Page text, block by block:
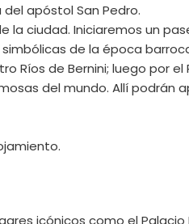
apóstol San Pedro.
la ciudad. Iniciaremos un
de la época
Ríos de Bernini; luego por el
del mundo. Allí podrán
icónicos como el Palacio